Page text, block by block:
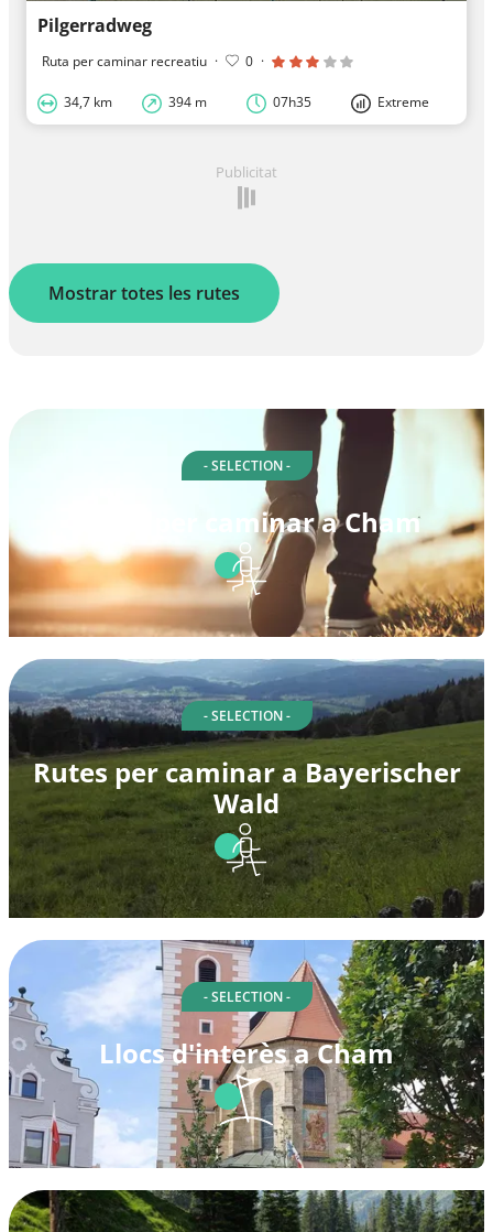
Pilgerradweg
Ruta per caminar recreatiu · 0 ·
34,7 km 394 m 07h35 Extreme
Publicitat
Mostrar totes les rutes
- SELECTION -
Rutes per caminar a Cham
- SELECTION -
Rutes per caminar a Bayerischer
Wald
- SELECTION -
Llocs d'interès a Cham